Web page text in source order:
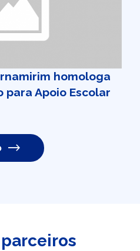
homologa
para Apoio Escolar